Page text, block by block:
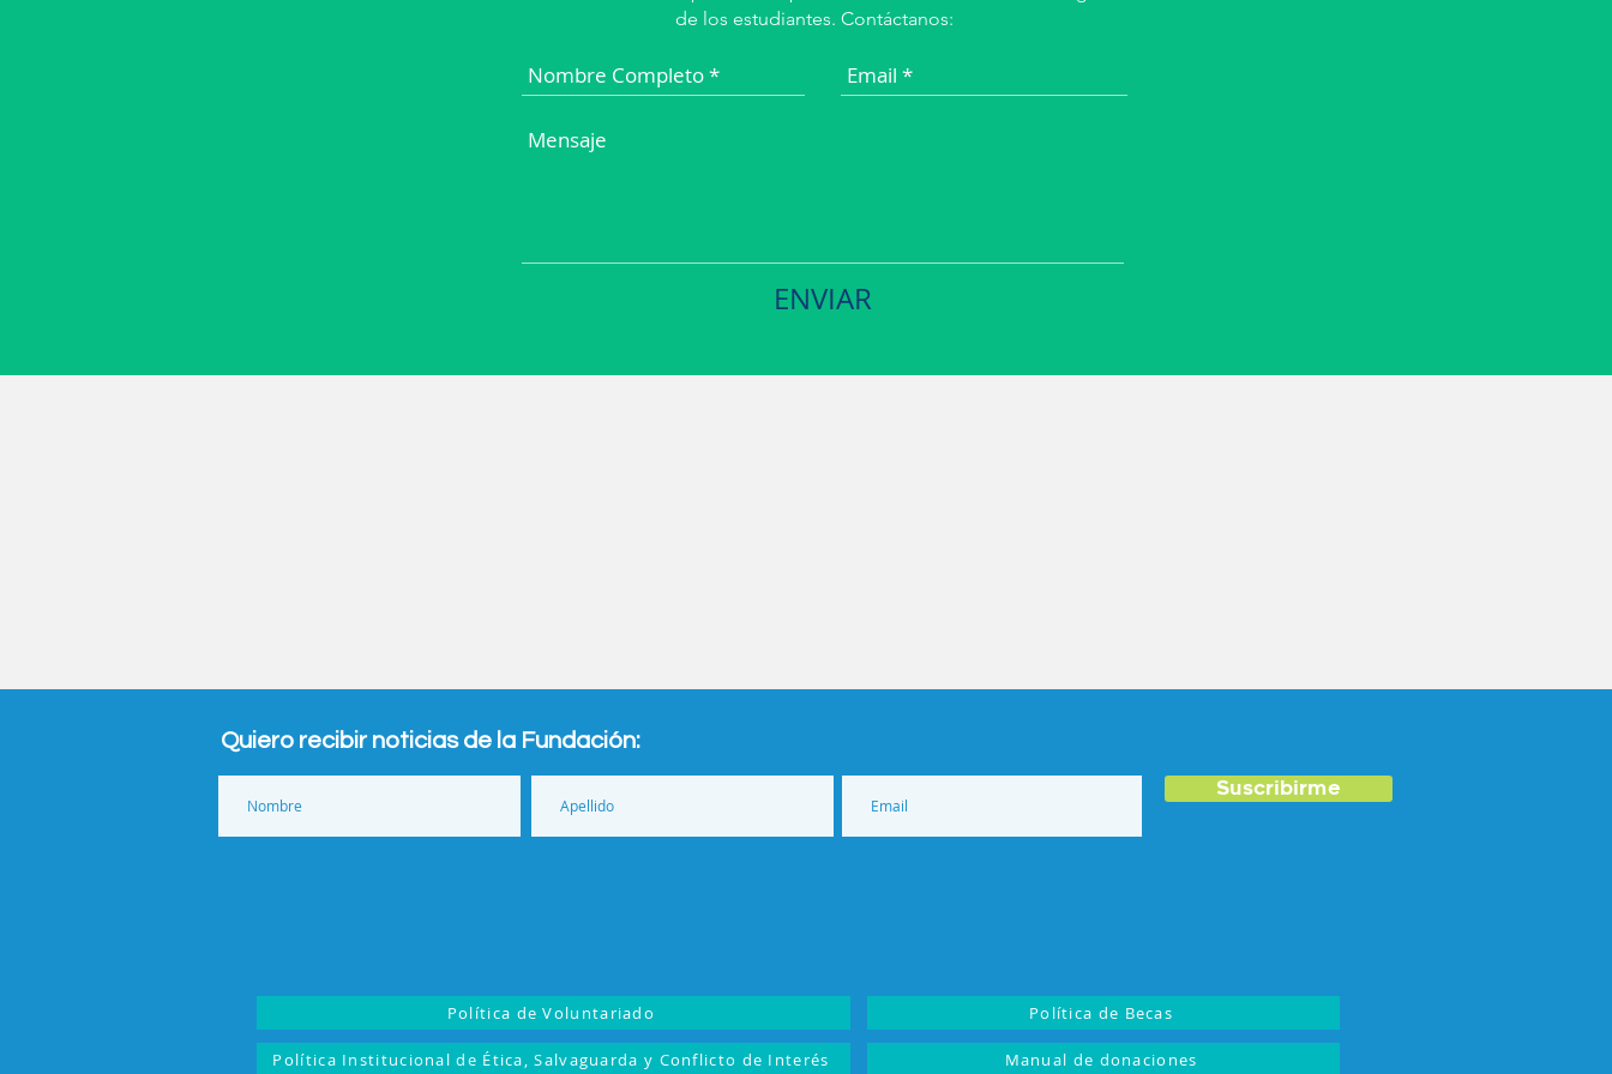
de los estudiantes. Contáctanos:
ENVIAR
Quiero recibir noticias de la Fundación:
Suscribirme
Política de Voluntariado
Política Institucional de Ética, Salvaguarda y Conflicto de Interés
Política de Becas
Manual de donaciones